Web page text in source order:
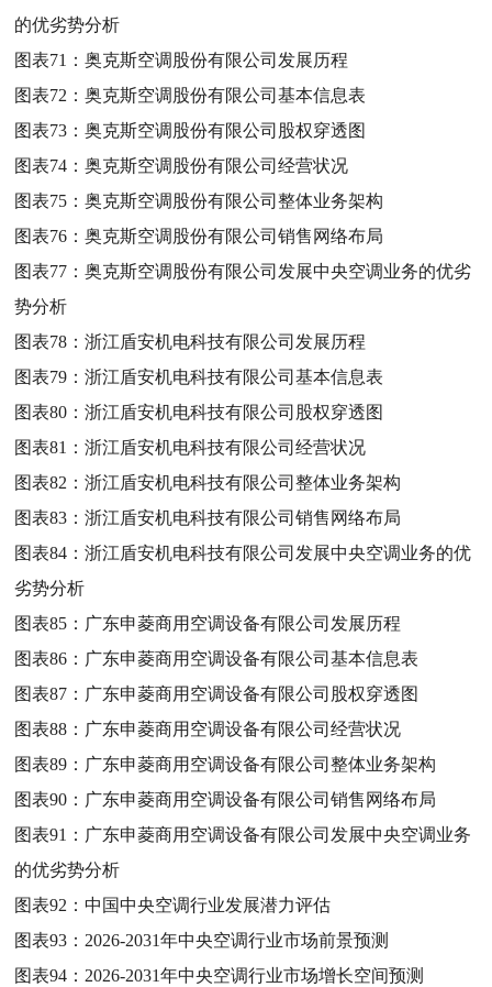
的优劣势分析
图表71：奥克斯空调股份有限公司发展历程
图表72：奥克斯空调股份有限公司基本信息表
图表73：奥克斯空调股份有限公司股权穿透图
图表74：奥克斯空调股份有限公司经营状况
图表75：奥克斯空调股份有限公司整体业务架构
图表76：奥克斯空调股份有限公司销售网络布局
图表77：奥克斯空调股份有限公司发展中央空调业务的优劣
势分析
图表78：浙江盾安机电科技有限公司发展历程
图表79：浙江盾安机电科技有限公司基本信息表
图表80：浙江盾安机电科技有限公司股权穿透图
图表81：浙江盾安机电科技有限公司经营状况
图表82：浙江盾安机电科技有限公司整体业务架构
图表83：浙江盾安机电科技有限公司销售网络布局
图表84：浙江盾安机电科技有限公司发展中央空调业务的优
劣势分析
图表85： 广东申菱商用空调设备有限公司发展历程
图表86： 广东申菱商用空调设备有限公司基本信息表
图表87： 广东申菱商用空调设备有限公司股权穿透图
图表88： 广东申菱商用空调设备有限公司经营状况
图表89： 广东申菱商用空调设备有限公司整体业务架构
图表90： 广东申菱商用空调设备有限公司销售网络布局
图表91： 广东申菱商用空调设备有限公司发展中央空调业务
的优劣势分析
图表92：中国中央空调行业发展潜力评估
图表93： 2026-2031年中央空调行业市场前景预测
图表94： 2026-2031年中央空调行业市场增长空间预测